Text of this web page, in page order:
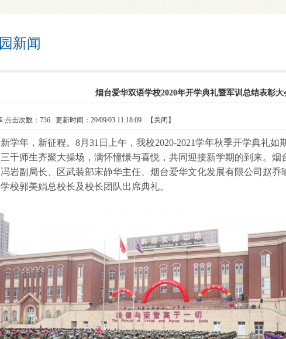
新闻
烟台爱华双语学校2020年开学典礼暨军训总结表彰
点击次数： 736 更新时间：20/09/03 11:18:09 【 关闭 】
:
，新征程。8月31日上午，我校2020-2021学年秋季开学典礼如
千师生齐聚大操场，满怀憧憬与喜悦，共同迎接新学期的到来。
岩副局长、区武装部宋静华主任、烟台爱华文化发展有限公司赵
校郭美娟总校长及校长团队出席典礼。